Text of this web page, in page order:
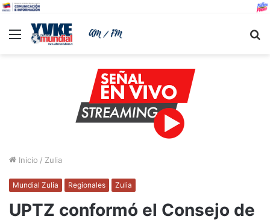
Menu
Inicio / Zulia
Mundial Zulia Regionales Zulia
UPTZ conformó el Consejo de